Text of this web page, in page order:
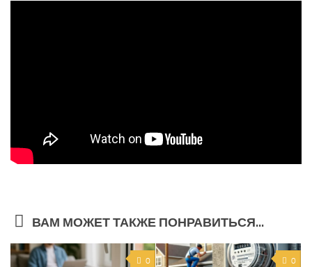
ВАМ МОЖЕТ ТАКЖЕ ПОНРАВИТЬСЯ...
0 0